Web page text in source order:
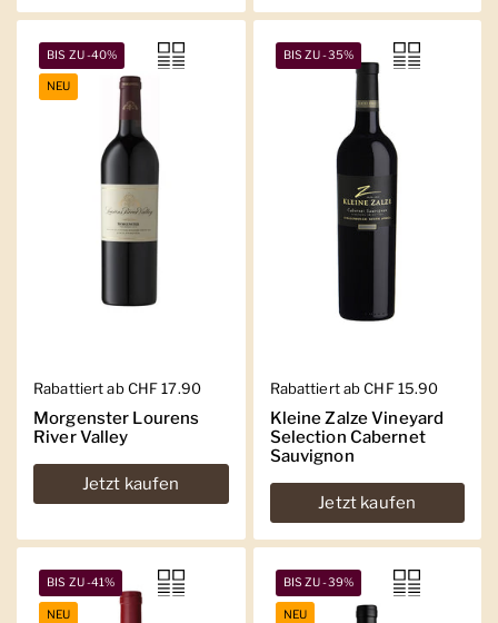
Regulärer Preis
Rabattiert ab CHF 17.90
Morgenster Lourens
River Valley
Jetzt kaufen
BIS ZU -40%
NEU
Regulärer Preis
Rabattiert ab CHF 15.90
Kleine Zalze Vineyard
Selection Cabernet
Sauvignon
Jetzt kaufen
BIS ZU -35%
BIS ZU -41%
NEU
BIS ZU -39%
NEU